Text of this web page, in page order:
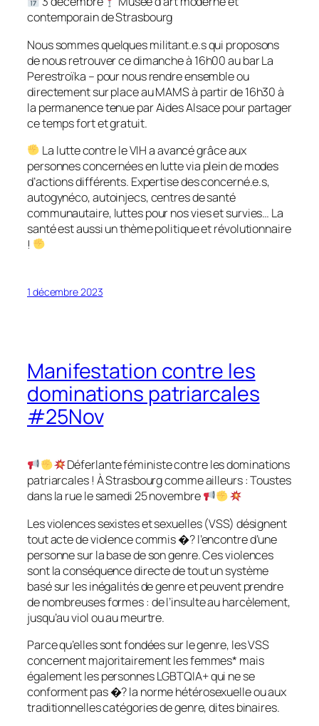
contemporain de Strasbourg
Nous sommes quelques militant.e.s qui proposons
de nous retrouver ce dimanche à 16h00 au bar La
Perestroïka – pour nous rendre ensemble ou
directement sur place au MAMS à partir de 16h30 à
la permanence tenue par Aides Alsace pour partager
ce temps fort et gratuit.
La lutte contre le VIH a avancé grâce aux
personnes concernées en lutte via plein de modes
d’actions différents. Expertise des concerné.e.s,
autogynéco, autoinjecs, centres de santé
communautaire, luttes pour nos vies et survies… La
santé est aussi un thème politique et révolutionnaire
!
1 décembre 2023
Manifestation contre les
dominations patriarcales
#25Nov
Déferlante féministe contre les dominations
patriarcales ! À Strasbourg comme ailleurs : Toustes
dans la rue le samedi 25 novembre
Les violences sexistes et sexuelles (VSS) désignent
tout acte de violence commis �? l’encontre d’une
personne sur la base de son genre. Ces violences
sont la conséquence directe de tout un système
basé sur les inégalités de genre et peuvent prendre
de nombreuses formes : de l’insulte au harcèlement,
jusqu’au viol ou au meurtre.
Parce qu’elles sont fondées sur le genre, les VSS
concernent majoritairement les femmes* mais
également les personnes LGBTQIA+ qui ne se
conforment pas �? la norme hétérosexuelle ou aux
traditionnelles catégories de genre, dites binaires.